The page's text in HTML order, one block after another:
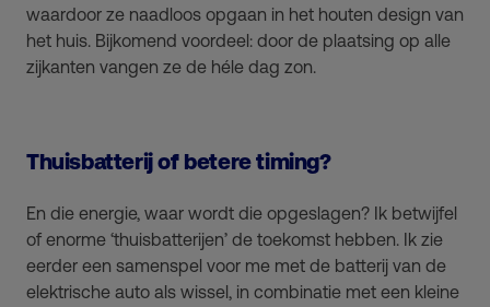
waardoor ze naadloos opgaan in het houten design van
het huis. Bijkomend voordeel: door de plaatsing op alle
zijkanten vangen ze de héle dag zon.
Thuisbatterij of betere timing?
En die energie, waar wordt die opgeslagen? Ik betwijfel
of enorme ‘thuisbatterijen’ de toekomst hebben. Ik zie
eerder een samenspel voor me met de batterij van de
elektrische auto als wissel, in combinatie met een kleine